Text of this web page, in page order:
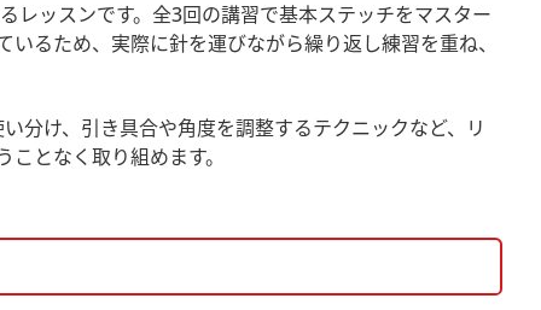
レッスンです。全3回の講習で基本ステッチをマスター
るため、実際に針を運びながら繰り返し練習を重ね、
分け、引き具合や角度を調整するテクニックなど、リ
となく取り組めます。